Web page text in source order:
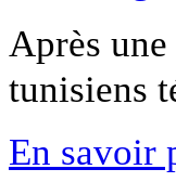
Après
tunisiens
En savoir